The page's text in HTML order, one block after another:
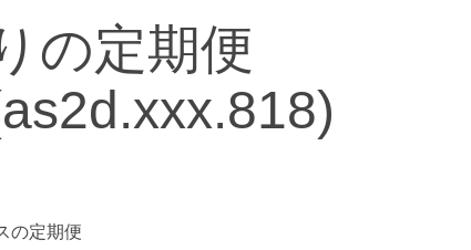
の定期便
の定期便